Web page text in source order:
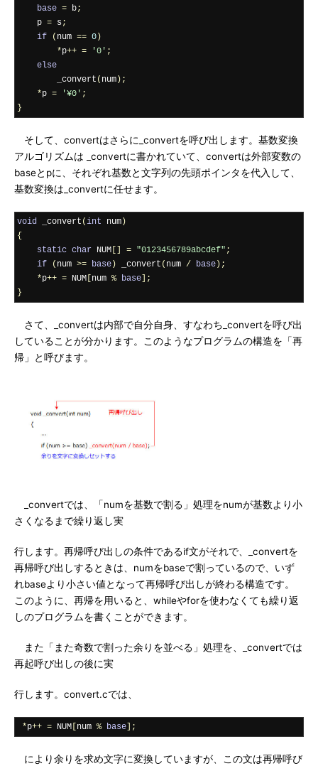
base = b;
    p
= s;
if
( num == 0 )
*p++ = '0' ;
else
        _convert
( num );
*p = '¥0' ;
}
そして、convertはさらに_convertを呼び出します。基数変換
アルゴリズムは _convertに書かれていて、convertは外部変数の
baseとpに、それぞれ基数と文字列の先頭ポインタを代入して、
基数変換は_convertに任せます。
void _convert (int num )
{
static char NUM = "0123456789abcdef" ;
if
( num >= base ) _convert ( num / base );
*p++ = NUM num % base ];
}
さて、_convertは内部で自分自身、すなわち_convertを呼び出
していることが分かります。このようなプログラムの構造を「再
帰」と呼びます。
_convertでは、「numを基数で割る」処理をnumが基数より小
さくなるまで繰り返し実
行します。再帰呼び出しの条件であるif文がそれで、_convertを
再帰呼び出しするときは、numをbaseで割っているので、いず
れbaseより小さい値となって再帰呼び出しが終わる構造です。
このように、再帰を用いると、whileやforを使わなくても繰り返
しのプログラムを書くことができます。
また「また奇数で割った余りを並べる」処理を、_convertでは
再起呼び出しの後に実
行します。convert.cでは、
*p++ = NUM num % base ];
により余りを求め文字に変換していますが、この文は再帰呼び